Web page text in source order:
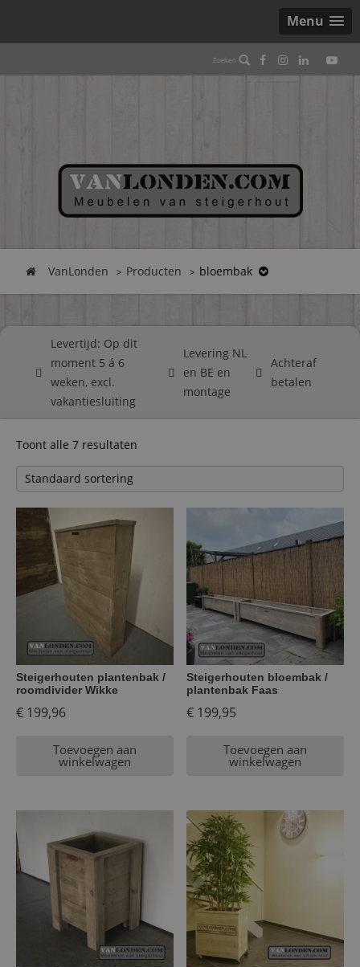
Menu
VanLonden Producten bloembak
Levertijd: Op dit
moment 5 á 6
weken, excl.
vakantiesluiting
Levering NL
en BE en
montage
Achteraf
betalen
Toont alle 7 resultaten
Steigerhouten plantenbak /
roomdivider Wikke
€ 199,96
Toevoegen aan
winkelwagen
Steigerhouten bloembak /
plantenbak Faas
€ 199,95
Toevoegen aan
winkelwagen